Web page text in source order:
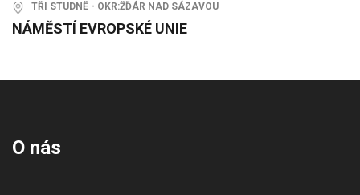
TŘI STUDNĚ - OKR:ŽĎÁR NAD SÁZAVOU
NÁMĚSTÍ EVROPSKÉ UNIE
O nás